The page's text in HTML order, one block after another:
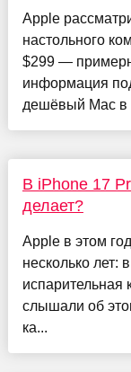
Apple
настольного
$299 —
информация
дешёвый Mac в
В iPhone 17
делает?
Apple в этом
несколько лет:
испарительная
слышали об
ка...